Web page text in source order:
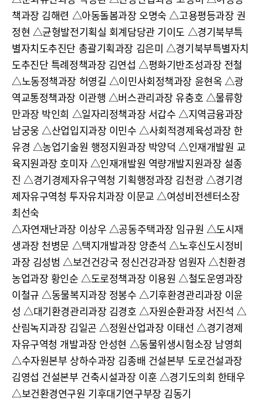
책과장 김해련 △아동돌봄과장 오명숙 △고용평등과장 권
정현 △균형발전기획실 회계담당관 기이도 △경기북부특
별자치도추진단 총괄기획과장 김은미 △경기북부특별자치
도추진단 특례정책과장 김연섭 △평화기반조성과장 전철
△노동정책과장 허영길 △이민사회정책과장 윤현옥 △광
역교통정책과장 이관행 △버스관리과장 유충호 △물류항
만과장 박인희 △일자리정책과장 서갑수 △지역금융과장
남궁웅 △산업입지과장 이민수 △사회적경제육성과장 한
유경 △농업기술원 행정지원과장 박양덕 △인재개발원 교
육지원과장 호미자 △인재개발원 역량개발지원과장 설종
진 △경기경제자유구역청 기획행정과장 김천광 △경기경
제자유구역청 투자유치과장 이문교 △여성비전센터소장
최선숙
△자연재난과장 이상우 △공동주택과장 임규원 △도시재
생과장 천병문 △택지개발과장 양춘석 △노후신도시정비
과장 김성범 △보건건강국 정신건강과장 엄원자 △친환경
농업과장 황인순 △도로정책과장 이용원 △철도운영과장
이철규 △동물복지과장 정봉수 △기후환경관리과장 이윤
성 △대기환경관리과장 김경호 △자원순환과장 서진석 △
산림녹지과장 김일곤 △정원산업과장 이태선 △경기경제
자유구역청 개발과장 안성현 △동물위생시험소장 남영희
△수자원본부 상하수과장 김종배 건설본부 도로건설과장
김영섭 건설본부 건축시설과장 이훈 △경기도의회 한태우
△보건환경연구원 기후대기연구부장 김동기